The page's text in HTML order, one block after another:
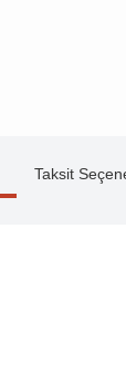
Taksit